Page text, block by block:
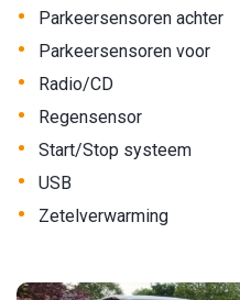
• Parkeersensoren achter
• Parkeersensoren voor
• Radio/CD
• Regensensor
• Start/Stop systeem
• USB
• Zetelverwarming